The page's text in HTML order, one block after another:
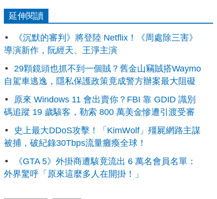
延伸閱讀
《沉默的審判》將登陸 Netflix！《周處除三害》
導演新作，阮經天、王淨主演
29顆鏡頭也抓不到一個賊？舊金山竊賊搭Waymo
自駕車逃逸，隱私保護政策竟成警方辦案最大阻礙
原來 Windows 11 會出賣你？FBI 靠 GDID 識別
碼追蹤 19 歲駭客，勒索 800 萬美金慘遭引渡受審
史上最大DDoS攻擊！「KimWolf」殭屍網路主謀
被捕，破紀錄30Tbps流量癱瘓全球！
《GTA 5》外掛商遭駭竟流出 6 萬名會員名單：
外界驚呼「原來這麼多人在開掛！」